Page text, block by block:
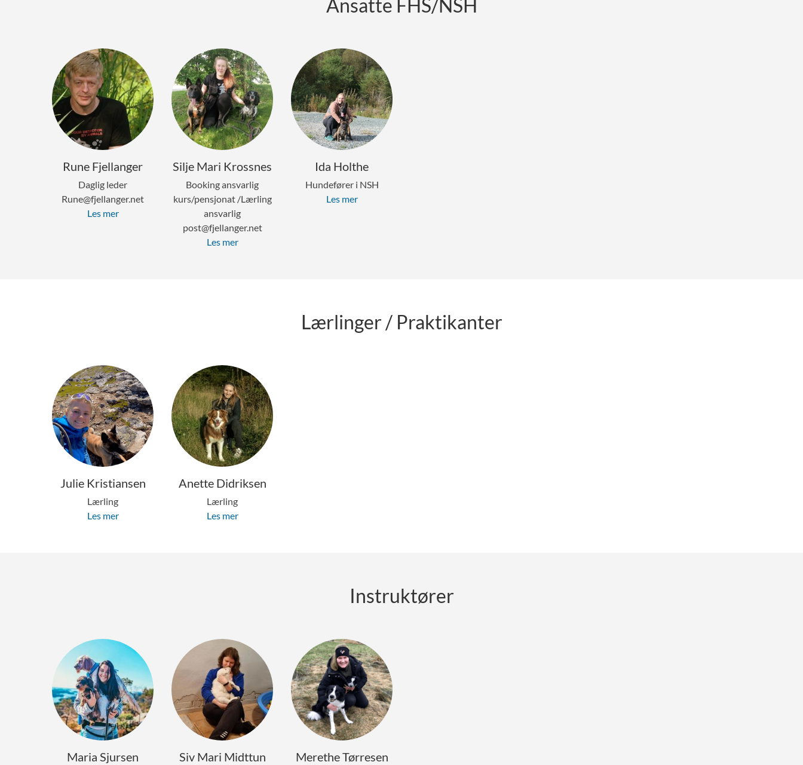
Ansatte FHS/NSH
Rune Fjellanger
Daglig leder
Rune@fjellanger.net
Les mer
Silje Mari Krossnes
Booking ansvarlig
kurs/pensjonat /Lærling
ansvarlig
post@fjellanger.net
Les mer
Ida Holthe
Hundefører i NSH
Les mer
Lærlinger / Praktikanter
Julie Kristiansen
Lærling
Les mer
Anette Didriksen
Lærling
Les mer
Instruktører
Maria Sjursen Siv Mari Midttun Merethe Tørresen